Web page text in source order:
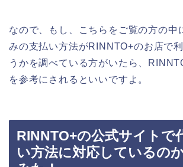
なので、もし、こちらをご覧の方の中
みの支払い方法がRINNTO+のお店で
うかを調べている方がいたら、
を参考にされるといいですよ。
RINNTO+の公式サイトで
い方法に対応しているの